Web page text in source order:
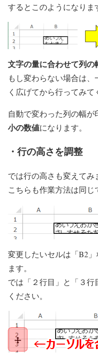
するとこのようになりま
文字の量に合わせて列
もし変わらない場合は
く広げてから行ってみて
自動で変わった列の幅
小の数値になります。
・行の高さを調整
では行の高さも変えてみ
こちらも作業方法は同じ
変更したいセルは「B2
ます。
では「２行目」と「３
ください。